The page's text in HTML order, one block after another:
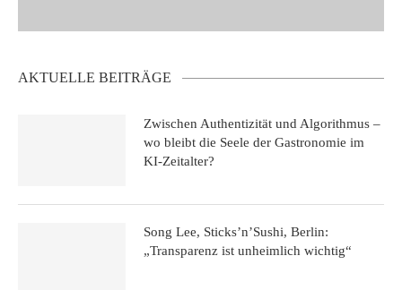
AKTUELLE BEITRÄGE
Zwischen Authentizität und Algorithmus –
wo bleibt die Seele der Gastronomie im
KI-Zeitalter?
Song Lee, Sticks’n’Sushi, Berlin:
„Transparenz ist unheimlich wichtig“